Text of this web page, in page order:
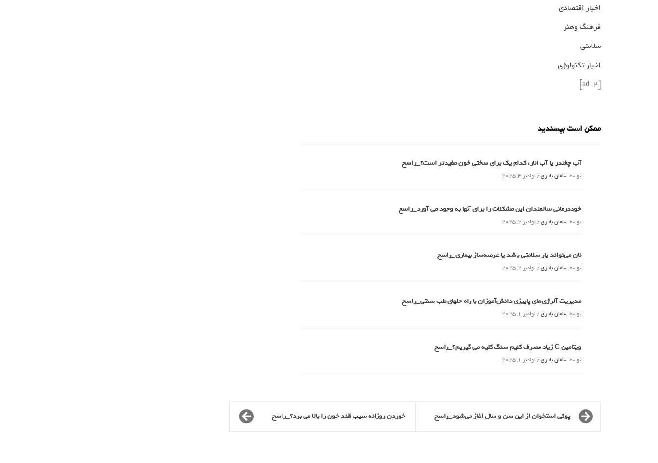
اخبار اقتصادی
فرهنگ وهنر
سلامتی
اخبار تکنولوژی
[ad_2]
ممکن است بپسندید
آب چغندر یا آب انار، کدام‌ یک برای سختی خون مفیدتر است؟_راسخ
توسطسامان باقری / نوامبر 3, 2025
خوددرمانی سالمندان این مشکلات را برای آنها به وجود می آورد_راسخ
توسطسامان باقری / نوامبر 2, 2025
نان می‌تواند یار سلامتی باشد یا عرصه‌ساز بیماری_راسخ
توسطسامان باقری / نوامبر 2, 2025
مدیریت آلرژی‌های پاییزی دانش‌آموزان با راه حلهای طب سنتی_راسخ
توسطسامان باقری / نوامبر 1, 2025
ویتامین C زیاد مصرف کنیم سنگ کلیه می گیریم؟_راسخ
توسطسامان باقری / نوامبر 1, 2025
پوکی استخوان از این سن و سال اغاز می‌شود_راسخ خوردن روزانه سیب قند خون را بالا می برد؟_راسخ